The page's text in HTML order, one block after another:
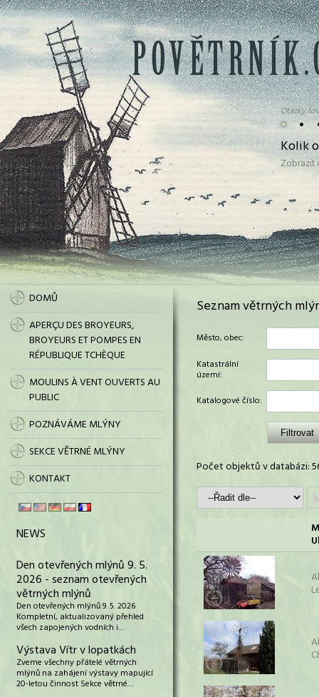
• •
Otázky
Kolik
DOMŮ
APERÇU DES BROYEURS,
BROYEURS ET POMPES EN
RÉPUBLIQUE TCHÈQUE
MOULINS À VENT OUVERTS AU
PUBLIC
POZNÁVÁME MLÝNY
SEKCE VĚTRNÉ MLÝNY
KONTAKT
NEWS
Den otevřených mlýnů 9. 5.
2026 - seznam otevřených
větrných mlýnů
Den otevřených mlýnů 9. 5. 2026
Kompletní, aktualizovaný přehled
všech zapojených vodních i…
Výstava Vítr v lopatkách
Zveme všechny přátelé větrných
mlýnů na zahájení výstavy mapující
20-letou činnost Sekce větrné…
Seznam větrných
Město, obec:
Katastrální
území:
Katalogové číslo:
Počet objektů v databázi: